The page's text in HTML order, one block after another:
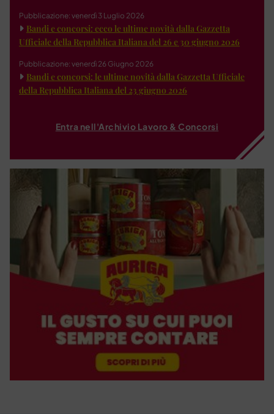
Pubblicazione: venerdì 3 Luglio 2026
Bandi e concorsi: ecco le ultime novità dalla Gazzetta
Ufficiale della Repubblica Italiana del 26 e 30 giugno 2026
Pubblicazione: venerdì 26 Giugno 2026
Bandi e concorsi: le ultime novità dalla Gazzetta Ufficiale
della Repubblica Italiana del 23 giugno 2026
Entra nell'Archivio Lavoro & Concorsi